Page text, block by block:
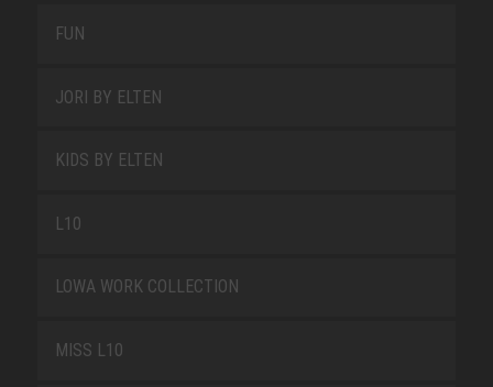
FUN
JORI BY ELTEN
KIDS BY ELTEN
L10
LOWA WORK COLLECTION
MISS L10